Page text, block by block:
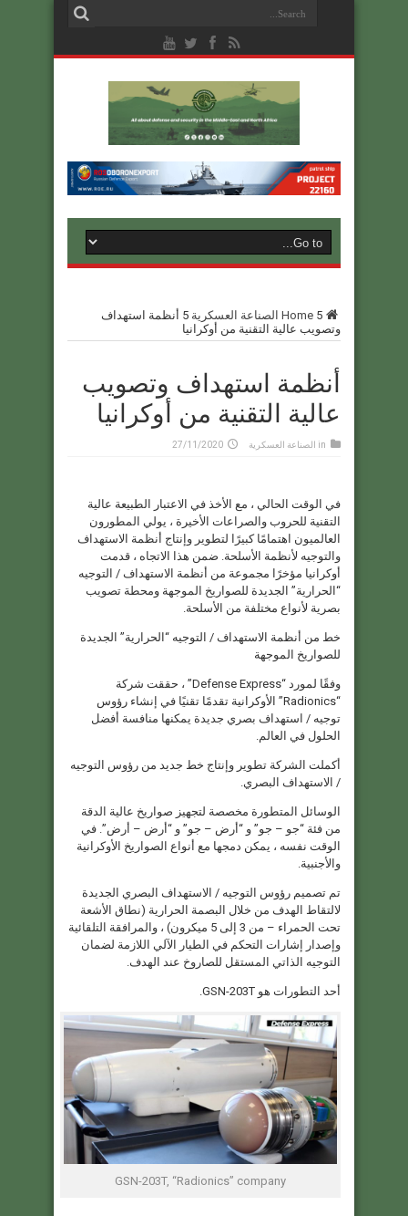
Home 5 الصناعة العسكرية
أنظمة استهداف
وتصويب عالية التقنية من أوكرانيا
أنظمة استهداف وتصويب
عالية التقنية من أوكرانيا
in الصناعة العسكرية 27/11/2020
في الوقت الحالي ، مع الأخذ في الاعتبار الطبيعة عالية
التقنية للحروب والصراعات الأخيرة ، يولي المطورون
العالميون اهتمامًا كبيرًا لتطوير وإنتاج أنظمة الاستهداف
والتوجيه لأنظمة الأسلحة. ضمن هذا الاتجاه ، قدمت
أوكرانيا مؤخرًا مجموعة من أنظمة الاستهداف / التوجيه
“الحرارية” الجديدة للصواريخ الموجهة ومحطة تصويب
بصرية لأنواع مختلفة من الأسلحة.
خط من أنظمة الاستهداف / التوجيه “الحرارية” الجديدة
للصواريخ الموجهة
وفقًا لمورد “Defense Express” ، حققت شركة
“Radionics” الأوكرانية تقدمًا تقنيًا في إنشاء رؤوس
توجيه / استهداف بصري جديدة يمكنها منافسة أفضل
الحلول في العالم.
أكملت الشركة تطوير وإنتاج خط جديد من رؤوس التوجيه
/ الاستهداف البصري.
الوسائل المتطورة مخصصة لتجهيز صواريخ عالية الدقة
من فئة “جو – جو” و “أرض – جو” و “أرض – أرض”. في
الوقت نفسه ، يمكن دمجها مع أنواع الصواريخ الأوكرانية
والأجنبية.
تم تصميم رؤوس التوجيه / الاستهداف البصري الجديدة
لالتقاط الهدف من خلال البصمة الحرارية (نطاق الأشعة
تحت الحمراء – من 3 إلى 5 ميكرون) ، والمرافقة التلقائية
وإصدار إشارات التحكم في الطيار الآلي اللازمة لضمان
التوجيه الذاتي المستقل للصاروخ عند الهدف.
أحد التطورات هو GSN-203T.
GSN-203T, “Radionics” company